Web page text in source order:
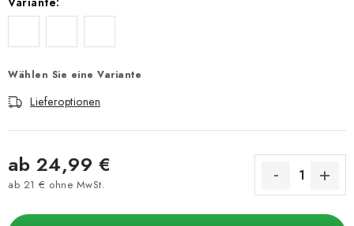
Wählen Sie eine Variante
Lieferoptionen
ab 24,99 €
ab 21 € ohne MwSt.